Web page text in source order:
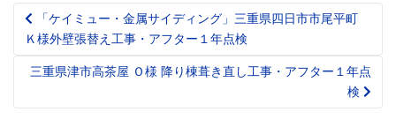
Post
navigation
「ケイミュー・金属サイディング」三重県四日市市尾平町
Ｋ様外壁張替え工事・アフター１年点検
三重県津市高茶屋 Ｏ様 降り棟葺き直し工事・アフター１年点
検